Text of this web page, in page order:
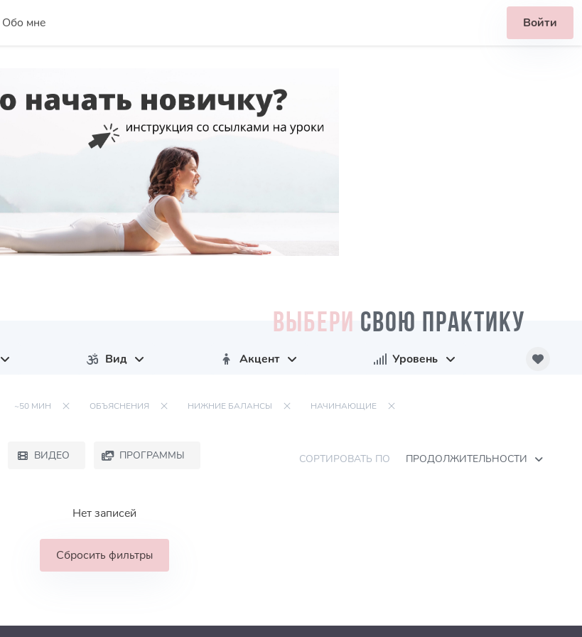
Обо мне Войти
ВЫБЕРИ СВОЮ ПРАКТИКУ
Вид Акцент Уровень
~50 МИН ОБЪЯСНЕНИЯ НИЖНИЕ БАЛАНСЫ НАЧИНАЮЩИЕ
ВИДЕО ПРОГРАММЫ СОРТИРОВАТЬ ПО ПРОДОЛЖИТЕЛЬНОСТИ
Нет записей
Сбросить фильтры